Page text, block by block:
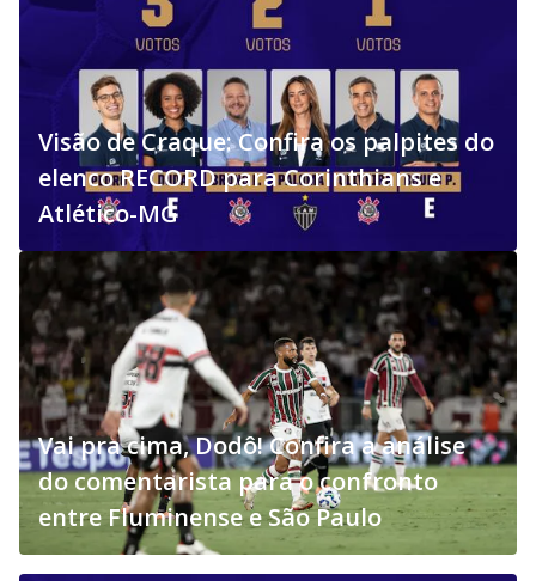
Visão de Craque: Confira os palpites do
elenco RECORD para Corinthians e
Atlético-MG
Vai pra cima, Dodô! Confira a análise
do comentarista para o confronto
entre Fluminense e São Paulo